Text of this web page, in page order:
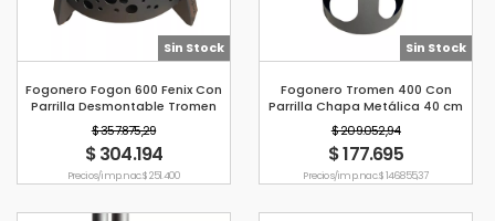
Sin Stock
Fogonero Fogon 600 Fenix Con
Parrilla Desmontable Tromen
$ 357.875,29
$ 304.194
Precio s/imp. nac. $ 251.400
Sin Stock
Fogonero Tromen 400 Con
Parrilla Chapa Metálica 40 cm
$ 209.052,94
$ 177.695
Precio s/imp. nac. $ 146.855,37